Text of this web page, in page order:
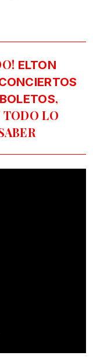
ELTON
BOLETOS,
TODO LO